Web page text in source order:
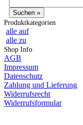
Produktkategorien
alle auf
alle zu
Shop Info
AGB
Impressum
Datenschutz
Zahlung und Lieferung
Widerrufsrecht
Widerrufsformular